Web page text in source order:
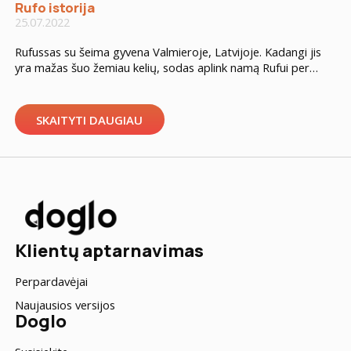
Rufo istorija
25.07.2022
Rufussas su šeima gyvena Valmieroje, Latvijoje. Kadangi jis
yra mažas šuo žemiau kelių, sodas aplink namą Rufui per
Šeimininkas labai nerimauja, kad augintinis neįbėgs į
važiuojamąją dalį ar pasiklys. Tvoros keitimas atima labai
SKAITYTI DAUGIAU
Klientų aptarnavimas
Perpardavėjai
Naujausios versijos
Doglo